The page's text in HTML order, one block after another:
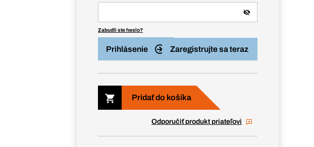
Zabudli ste heslo?
Prihlásenie Zaregistrujte sa teraz
Pridať do košíka
Odporučiť produkt priateľovi